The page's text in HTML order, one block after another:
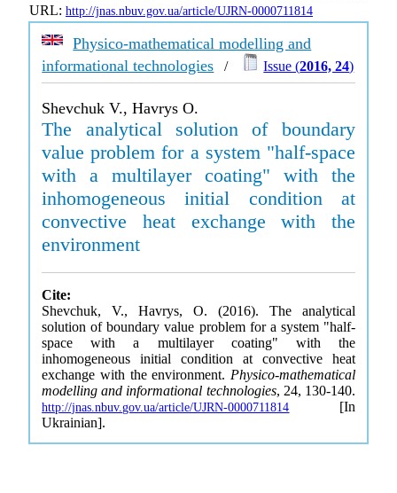
URL: http://jnas.nbuv.gov.ua/article/UJRN-0000711814
Physico-mathematical modelling and
informational technologies / Issue (2016, 24)
Shevchuk V., Havrys O.
The analytical solution of boundary
value problem for a system "half-space
with a multilayer coating" with the
inhomogeneous initial condition at
convective heat exchange with the
environment
Cite:
Shevchuk, V., Havrys, O. (2016). The analytical
solution of boundary value problem for a system "half-
space with a multilayer coating" with the
inhomogeneous initial condition at convective heat
exchange with the environment. Physico-mathematical
modelling and informational technologies, 24, 130-140.
http://jnas.nbuv.gov.ua/article/UJRN-0000711814 [In
Ukrainian].